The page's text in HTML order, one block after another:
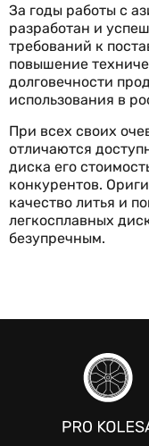
За годы работы с
разработан и
требований к
повышение
долговечности
использования в
При всех своих
отличаются
диска его
конкурентов.
качество литья и
легкосплавных
безупречным.